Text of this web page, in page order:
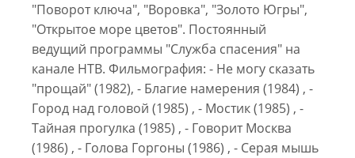
"Поворот ключа", "Воровка", "Золото Югры",
"Открытое море цветов". Постоянный
ведущий программы "Служба спасения" на
канале НТВ. Фильмография: - Не могу сказать
"прощай" (1982), - Благие намерения (1984) , -
Город над головой (1985) , - Мостик (1985) , -
Тайная прогулка (1985) , - Говорит Москва
(1986) , - Голова Горгоны (1986) , - Серая мышь